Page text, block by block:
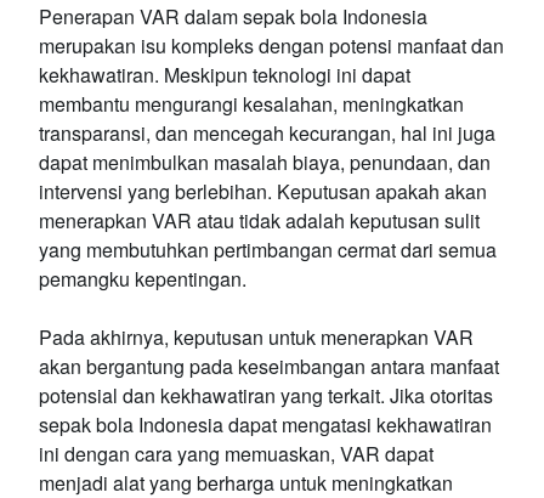
Penerapan VAR dalam sepak bola Indonesia
merupakan isu kompleks dengan potensi manfaat dan
kekhawatiran. Meskipun teknologi ini dapat
membantu mengurangi kesalahan, meningkatkan
transparansi, dan mencegah kecurangan, hal ini juga
dapat menimbulkan masalah biaya, penundaan, dan
intervensi yang berlebihan. Keputusan apakah akan
menerapkan VAR atau tidak adalah keputusan sulit
yang membutuhkan pertimbangan cermat dari semua
pemangku kepentingan.
Pada akhirnya, keputusan untuk menerapkan VAR
akan bergantung pada keseimbangan antara manfaat
potensial dan kekhawatiran yang terkait. Jika otoritas
sepak bola Indonesia dapat mengatasi kekhawatiran
ini dengan cara yang memuaskan, VAR dapat
menjadi alat yang berharga untuk meningkatkan